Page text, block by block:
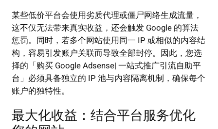
某些低价平台会使用劣质代理或僵尸网络生成流量，
这不仅无法带来真实收益，还会触发 Google 的算法
惩罚。同时，若多个网站使用同一 IP 或相似的内容结
构，容易引发账户关联而导致全部封停。因此，您选
择的「购买 Google Adsense| 一站式推广引流自助平
台」必须具备独立的 IP 池与内容隔离机制，确保每个
账户的独特性。
最大化收益：结合平台服务优化